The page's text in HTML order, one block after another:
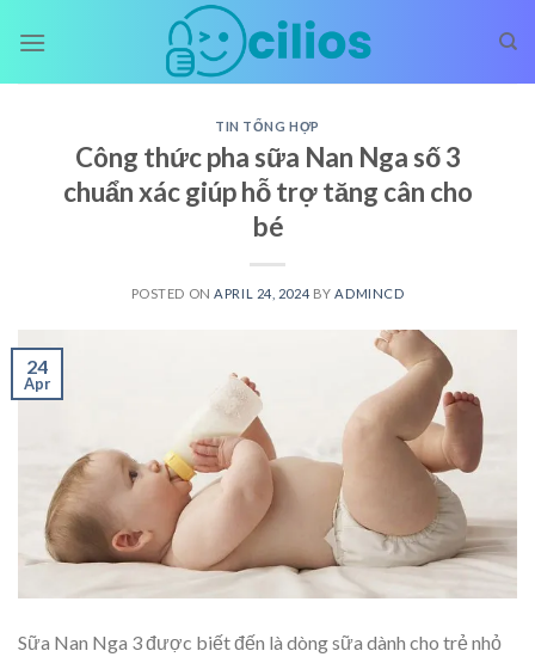
TIN TỔNG HỢP
Công thức pha sữa Nan Nga số 3
chuẩn xác giúp hỗ trợ tăng cân cho
bé
POSTED ON APRIL 24, 2024 BY ADMINCD
24
Apr
Sữa Nan Nga 3 được biết đến là dòng sữa dành cho trẻ nhỏ